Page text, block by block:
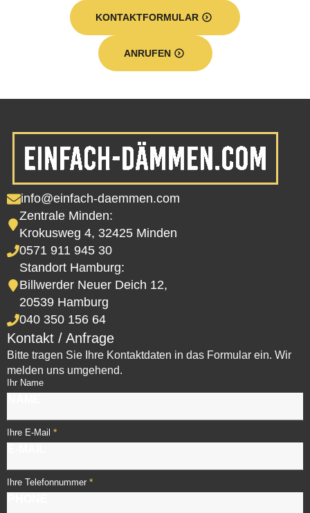
KONTAKTFORMULAR
ANRUFEN
info@einfach-daemmen.com
Zentrale Minden:
Krokusweg 4, 32425 Minden
0571 911 945 30
Standort Hamburg:
Billwerder Neuer Deich 12,
20539 Hamburg
040 350 156 64
Kontakt / Anfrage
Bitte tragen Sie Ihre Kontaktdaten in das Formular ein. Wir
melden uns umgehend.
Ihr Name
Ihre E-Mail *
Ihre Telefonnummer *